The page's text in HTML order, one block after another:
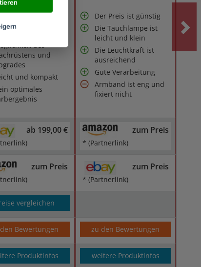
Leuchtdauer
einfaches
des
und
und kompakt
optimales
Der Preis ist günstig
Die Tauchlampe ist
leicht und klein
Die Leuchtkraft ist
ausreichend
Gute Verarbeitung
Armband ist eng und
fixiert nicht
ab 199,00 € zum Preis
* (Partnerlink)
zum Preis zum Preis
* (Partnerlink)
vergleichen
Bewertungen zu den Bewertungen
Produktinfos weitere Produktinfos